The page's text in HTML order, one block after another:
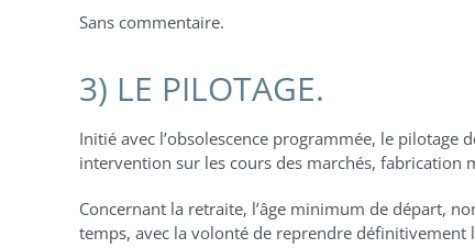
Sans commentaire.
3) LE PILOTAGE.
Initié avec l’obsolescence programmée, le pilotage
intervention sur les cours des marchés, fabrication
Concernant la retraite, l’âge minimum de départ,
temps, avec la volonté de reprendre